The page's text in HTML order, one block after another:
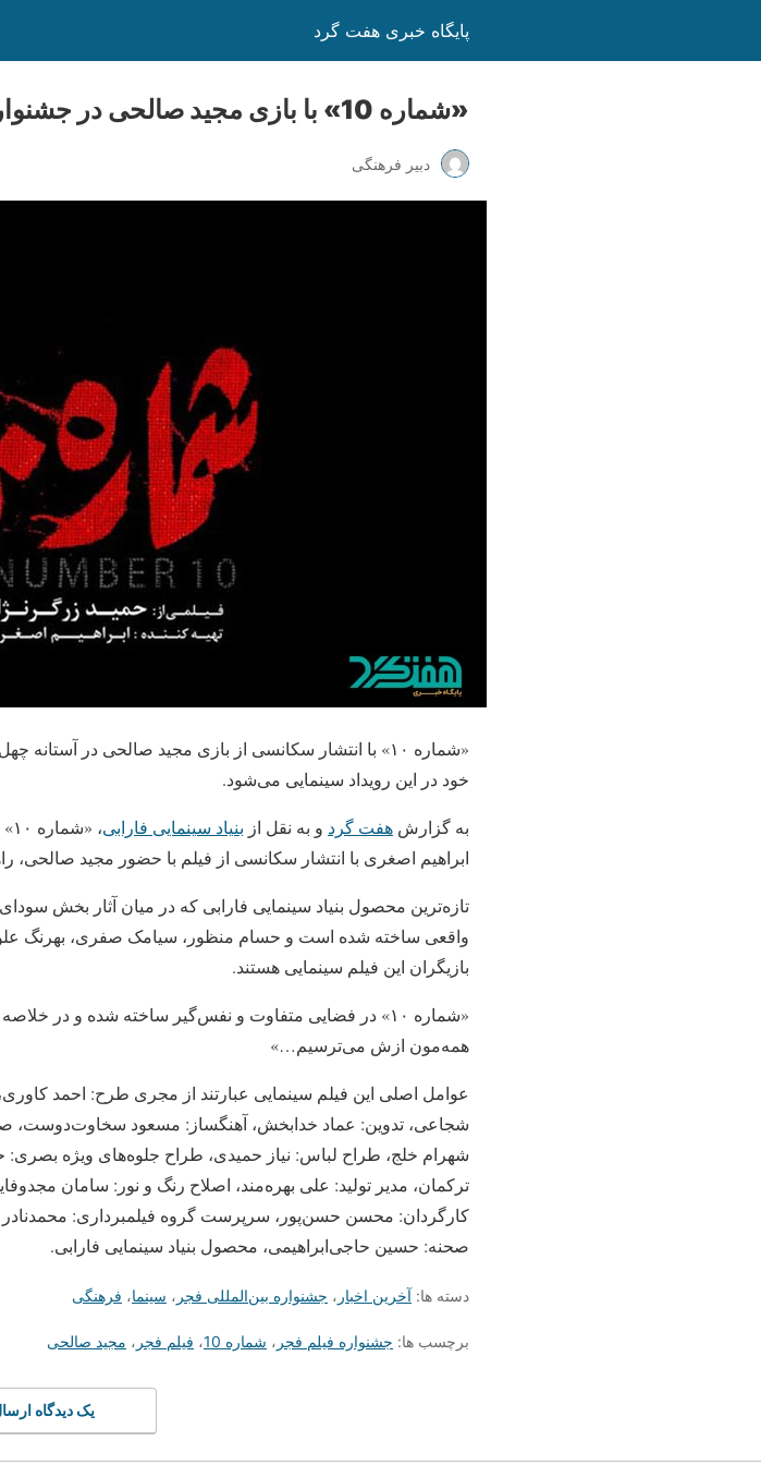
پایگاه خبری هفت گرد
«شماره 10» با بازی مجید صالحی در جشنواره فیلم فجر
دبیر فرهنگی
«شماره ۱۰» با انتشار سکانسی از بازی مجید صالحی در
خود در این رویداد سینمایی می‌شود.
به گزارش هفت گرد و به نقل از بنیاد سینمایی فارابی
،
ابراهیم اصغری با انتشار سکانسی از فیلم با حضور مجید
تازه‌ترین محصول بنیاد سینمایی فارابی که در میان آثار بخش
واقعی ساخته شده است و حسام منظور، سیامک صفری، بهرنگ
بازیگران این فیلم سینمایی هستند.
«شماره ۱۰» در فضایی متفاوت و نفس‌گیر ساخته شده و در
همه‌مون ازش می‌ترسیم…»
عوامل اصلی این فیلم سینمایی عبارتند از مجری طرح: احمد
شجاعی، تدوین: عماد خدابخش، آهنگساز: مسعود سخاوت‌دوست،
شهرام خلج، طراح لباس: نیاز حمیدی، طراح جلوه‌های ویژه
ترکمان، مدیر تولید: علی بهره‌مند، اصلاح رنگ و نور: سامان
کارگردان: محسن حسن‌پور، سرپرست گروه فیلمبرداری: محمدنادر
صحنه: حسین حاجی‌ابراهیمی، محصول بنیاد سینمایی فارابی.
دسته ها: آخرین اخبار ، جشنواره بین‌المللی فجر ، سینما، فرهنگی
برچسب ها: جشنواره فیلم فجر ، شماره 10 ، فیلم فجر ، مجید صالحی
یک دیدگاه